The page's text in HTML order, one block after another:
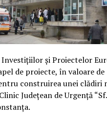
şi Proiectelor
de proiecte, în valoare de
construirea unei clădiri
Judeţean de Urgenţă